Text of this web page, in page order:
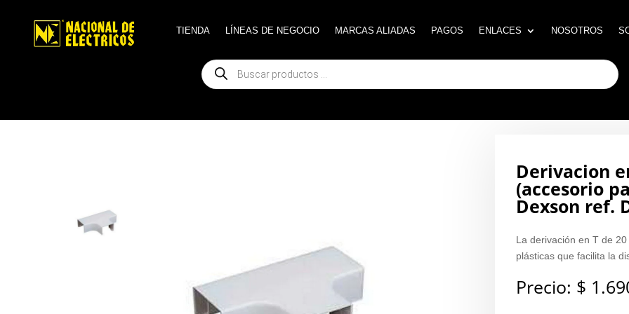
TIENDA LÍNEAS DE NEGOCIO MARCAS ALIADAS PAGOS ENLACES NOSOTROS
Búsqueda
de
productos
TIENDA LÍNEAS DE NEGOCIO MARCAS ALIADAS PAGOS ENLACES NOSOTROS
Búsqueda
de
productos
Derivacion
(accesorio
Dexson ref.
La derivación en T de
plásticas que facilita la
Precio: $